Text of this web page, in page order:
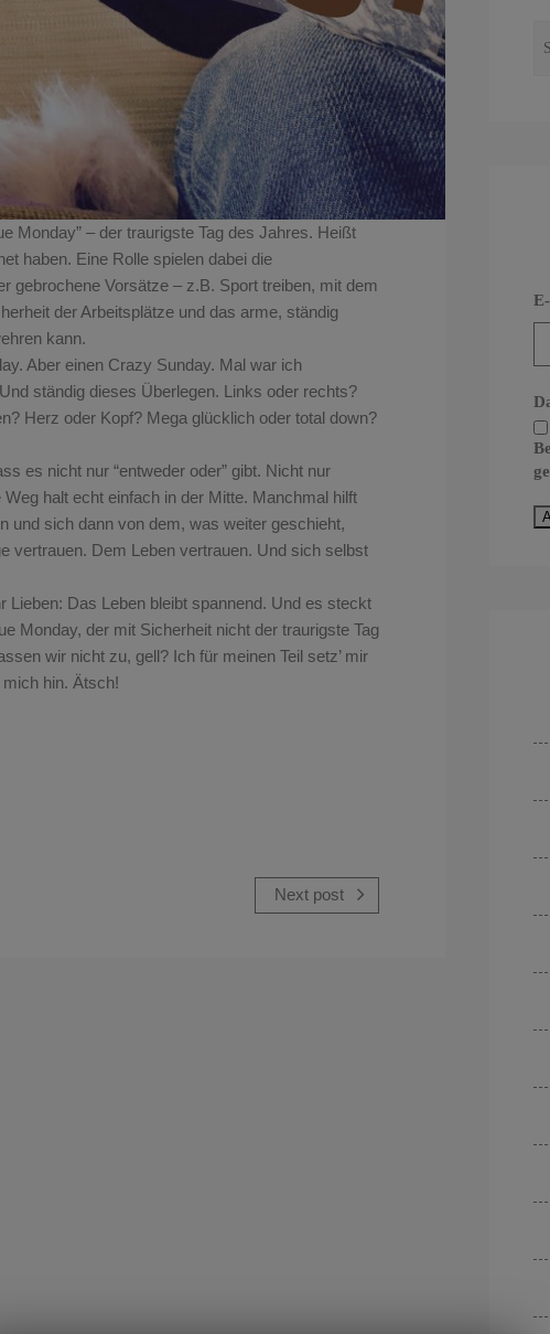
Monday” – der traurigste Tag des Jahres. Heißt
haben. Eine Rolle spielen dabei die
gebrochene Vorsätze – z.B. Sport treiben, mit dem
der Arbeitsplätze und das arme, ständig
kann.
Aber einen Crazy Sunday. Mal war ich
ständig dieses Überlegen. Links oder rechts?
Herz oder Kopf? Mega glücklich oder total down?
es nicht nur “entweder oder” gibt. Nicht nur
halt echt einfach in der Mitte. Manchmal hilft
und sich dann von dem, was weiter geschieht,
vertrauen. Dem Leben vertrauen. Und sich selbst
Das Leben bleibt spannend. Und es steckt
Monday, der mit Sicherheit nicht der traurigste Tag
wir nicht zu, gell? Ich für meinen Teil setz’ mir
mich hin. Ätsch!
Next post